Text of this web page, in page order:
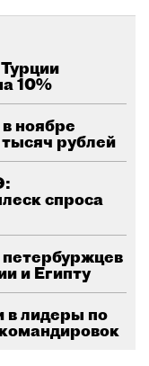
10%
ноябре
рублей
спроса
и Египту
лидеры по